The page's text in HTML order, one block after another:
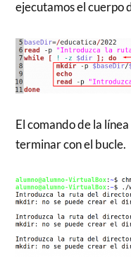
ejecutamos el cuerpo
El comando de la
terminar con el bucle.